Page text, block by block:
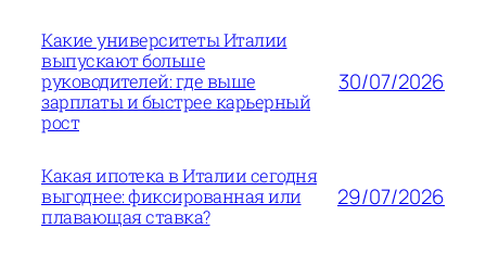
Какие университеты Италии
выпускают больше
руководителей: где выше
зарплаты и быстрее карьерный
рост
30/07/2026
Какая ипотека в Италии сегодня
выгоднее: фиксированная или
плавающая ставка?
29/07/2026